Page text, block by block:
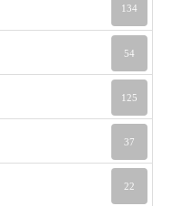
134
54
125
37
22